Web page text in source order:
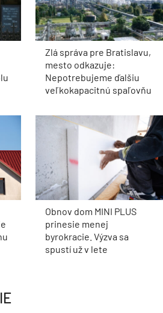
Zlá správa pre Bratislavu,
mesto odkazuje:
Nepotrebujeme ďalšiu
veľkokapacitnú spaľovňu
Obnov dom MINI PLUS
prinesie menej
byrokracie. Výzva sa
spustí už v lete